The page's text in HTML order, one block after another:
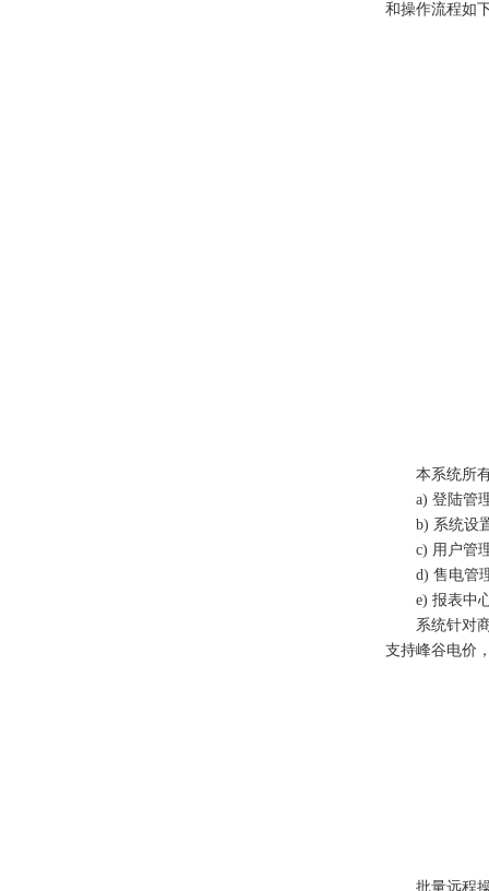
和操作流程如
本系统所
a) 登陆管
b) 系统设
c) 用户管
d) 售电管
e) 报表中
系统针对
支持峰谷电价
批量远程